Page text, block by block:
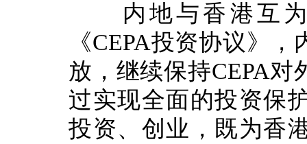
内地与香港互为
《CEPA投资协议》
放，继续保持CEPA
过实现全面的投资保
投资、创业，既为香